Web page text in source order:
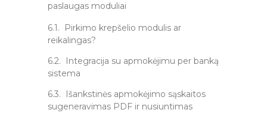
paslaugas moduliai
6.1. Pirkimo krepšelio modulis ar
reikalingas?
6.2. Integracija su apmokėjimu per banką
sistema
6.3. Išankstinės apmokėjimo sąskaitos
sugeneravimas PDF ir nusiuntimas